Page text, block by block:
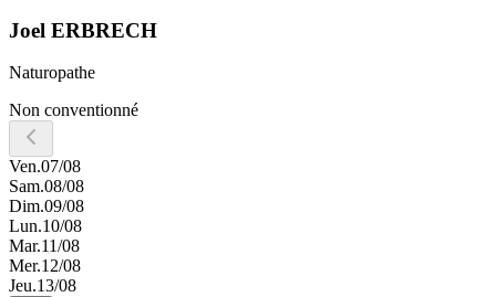
Joel ERBRECH
Naturopathe
Non conventionné
Ven.07/08
Sam.08/08
Dim.09/08
Lun.10/08
Mar.11/08
Mer.12/08
Jeu.13/08